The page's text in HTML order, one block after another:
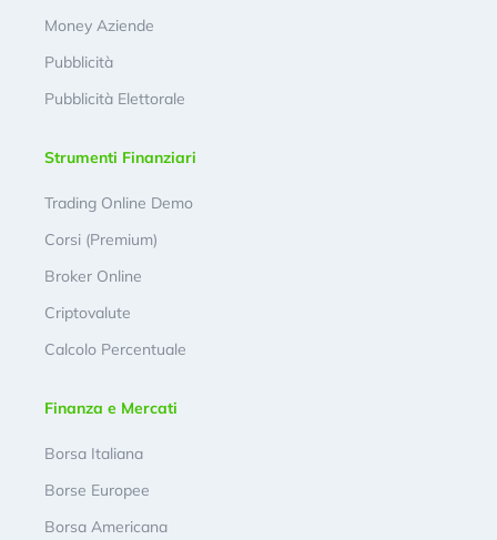
Money Aziende
Pubblicità
Pubblicità Elettorale
Strumenti Finanziari
Trading Online Demo
Corsi (Premium)
Broker Online
Criptovalute
Calcolo Percentuale
Finanza e Mercati
Borsa Italiana
Borse Europee
Borsa Americana